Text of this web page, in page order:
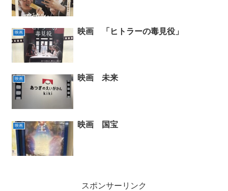
映画 映画 「ヒトラーの毒見役」
映画 映画 未来
映画 映画 国宝
スポンサーリンク